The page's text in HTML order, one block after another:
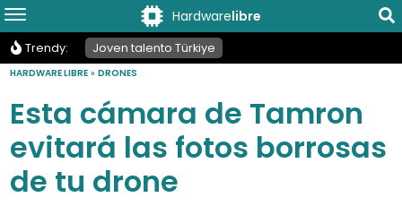
Hardwarelibre
Trendy: Joven talento Türkiye
HARDWARE LIBRE »DRONES
Esta cámara de Tamron
evitará las fotos borrosas
de tu drone